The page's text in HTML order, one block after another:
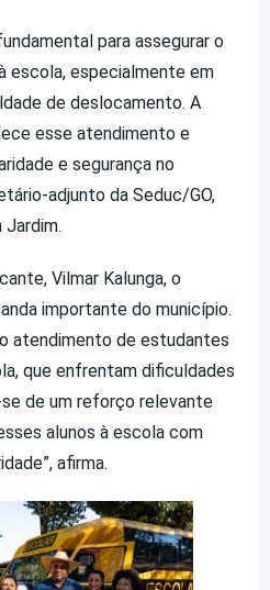
para assegurar o
escola, especialmente em
de deslocamento. A
esse atendimento e
e segurança no
adjunto da Seduc/GO,
Jardim.
Vilmar Kalunga, o
importante do município.
atendimento de estudantes
que enfrentam dificuldades
de um reforço relevante
alunos à escola com
afirma.